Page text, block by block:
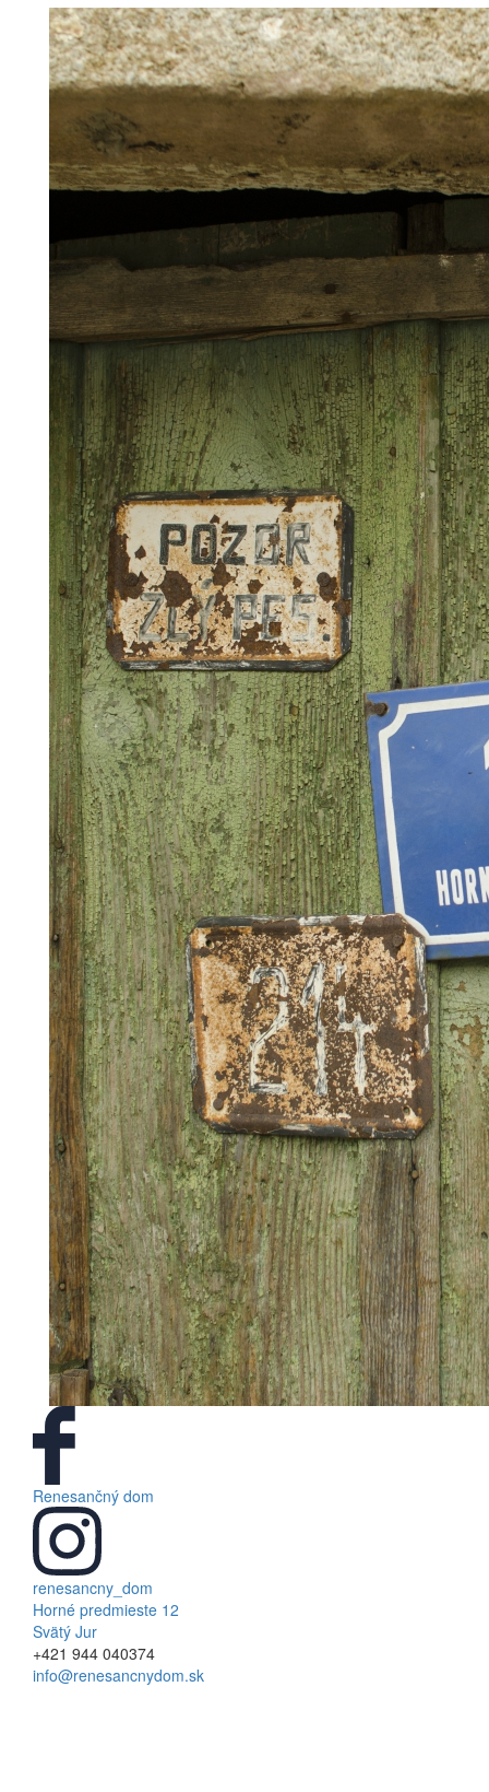
Renesančný dom
renesancny_dom
Horné predmieste 12
Svätý Jur
+421 944 040374
info@renesancnydom.sk